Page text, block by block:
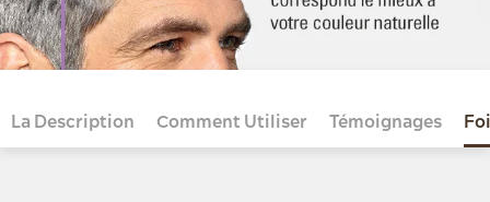
La Description Comment Utiliser Témoignages